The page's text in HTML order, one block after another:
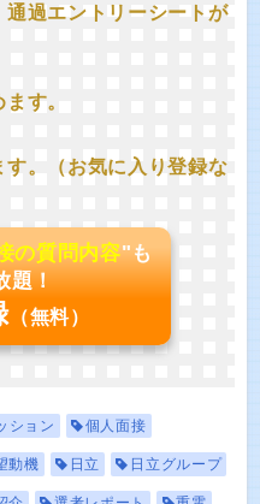
通過エントリーシートが
す。
す。（お気に入り登録な
の質問内容"も
題！
（無料）
ション 個人面接
動機 日立 日立グループ